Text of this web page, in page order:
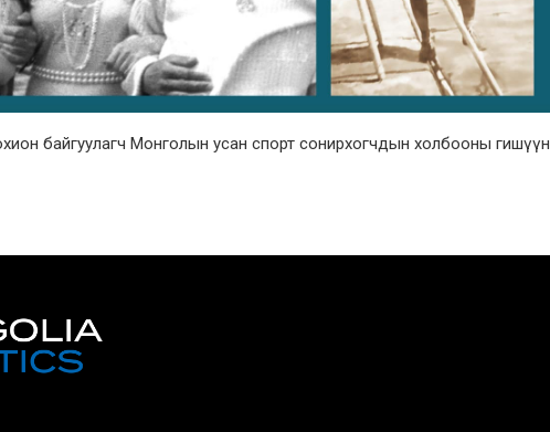
байгуулагч Монголын усан спорт сонирхогчдын холбооны гишүүн